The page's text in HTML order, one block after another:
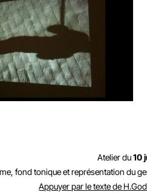
Atelier du10
fond tonique et représentation du
Appuyer par le texte de